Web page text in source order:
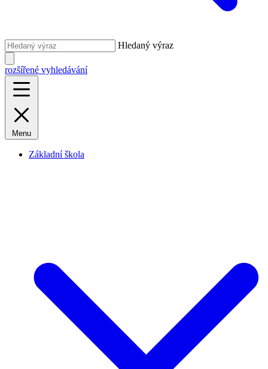
Hledaný výraz
rozšířené vyhledávání
Menu
Základní škola